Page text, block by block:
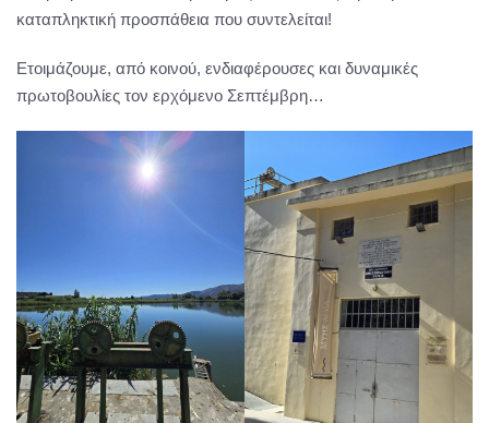
καταπληκτική προσπάθεια που συντελείται!
Ετοιμάζουμε, από κοινού, ενδιαφέρουσες και δυναμικές
πρωτοβουλίες τον ερχόμενο Σεπτέμβρη…